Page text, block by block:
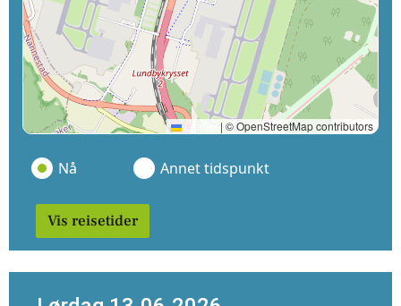
Leaflet | © OpenStreetMap contributors
Nå Annet tidspunkt
Vis reisetider